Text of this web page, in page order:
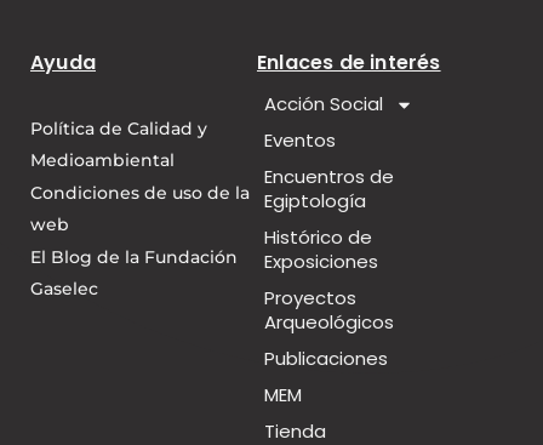
Ayuda
Política de Calidad y
Medioambiental
Condiciones de uso de la
web
El Blog de la Fundación
Gaselec
Enlaces de interés
Acción Social
Eventos
Encuentros de
Egiptología
Histórico de
Exposiciones
Proyectos
Arqueológicos
Publicaciones
MEM
Tienda